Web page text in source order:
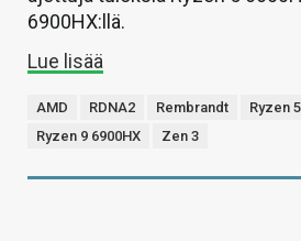
6900HX:llä.
Lue lisää
AMD RDNA2 Rembrandt Ryzen
Ryzen 9 6900HX
Zen 3